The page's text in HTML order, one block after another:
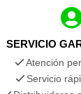
SERVICIO
Atención
Servicio